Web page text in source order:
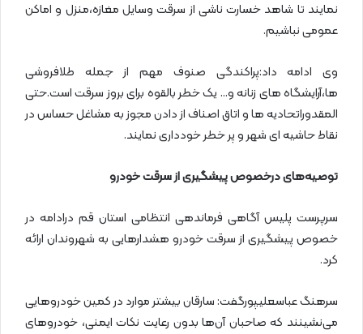
نمایند تا شاهد خسارت ناشی از سرقت وسایل مغازه،منزل و اماکن
عمومی نباشیم.
وی ادامه داد:پراکندگی صنوف مهم از جمله طلافروشی
ها،آرایشگاه های زنانه و… یک خطر بالقوه برای بروز سرقت است.حتی
المقدوراتحادیه ها و اتاق اصناف از دادن مجوز به مشاغل حساس در
نقاط حاشیه ای شهر و پر خطر خودداری نمایند.
توصیه‌های درخصوص پیشگیری از سرقت خودرو
سرپرست پلیس آگاهی فرماندهی انتظامی استان قم درادامه در
خصوص پیشگیری از سرقت خودرو هشدار‌هایی به شهروندان ارائه
کرد.
سرهنگ عباسعلیپورگفت: سارقان بیشتر موارد در کمین خودرو‌هایی
می‌نشینند که صاحبان آن‌ها بدون رعایت نکات ایمنی، خودرو‌های